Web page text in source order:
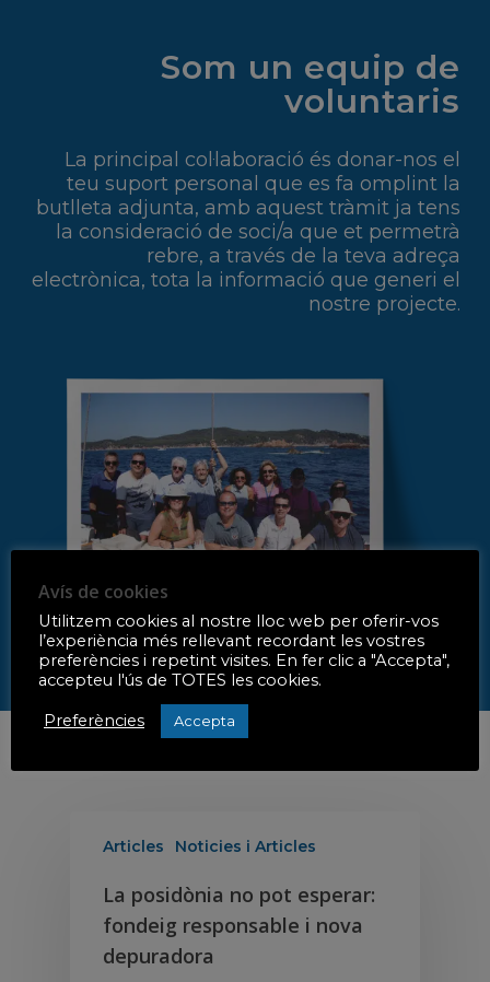
Som un equip de
voluntaris
La principal col·laboració és donar-nos el
teu suport personal que es fa omplint la
butlleta adjunta, amb aquest tràmit ja tens
la consideració de soci/a que et permetrà
rebre, a través de la teva adreça
electrònica, tota la informació que generi el
nostre projecte.
Articles Noticies i Articles
La posidònia no pot esperar:
fondeig responsable i nova
depuradora
Inici
Noticies
Fes-te Soci
Possible
infracció?
Enllaços d’interés
Avís de cookies
Utilitzem cookies al nostre lloc web per oferir-vos
l’experiència més rellevant recordant les vostres
preferències i repetint visites. En fer clic a "Accepta",
accepteu l'ús de TOTES les cookies.
Preferències Accepta